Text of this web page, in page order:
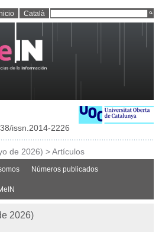
Català
issn.2014-2226
de 2026) >Artículos
Números publicados
2026)